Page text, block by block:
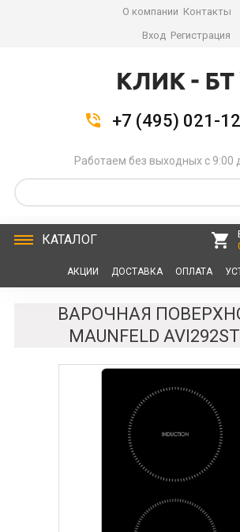
О компании Контакты
Вход Регистрация
+7 (495) 021-
Работаем без выходных с 9:00
КАТАЛОГ
АКЦИИ ДОСТАВКА ОПЛАТА
ВАРОЧНАЯ
MAUNFELD